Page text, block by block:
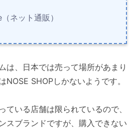
ネット通販）
は、日本では売って場所があまり
NOSE SHOPしかないようです。
ている店舗は限られているので、
スブランドですが、購入できない